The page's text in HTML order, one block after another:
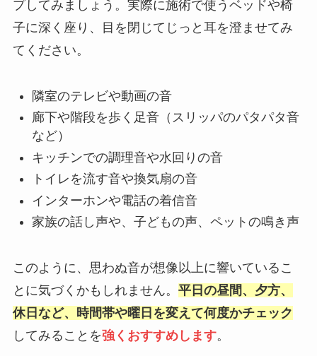
プしてみましょう。実際に施術で使うベッドや椅
子に深く座り、目を閉じてじっと耳を澄ませてみ
てください。
隣室のテレビや動画の音
廊下や階段を歩く足音（スリッパのパタパタ音
など）
キッチンでの調理音や水回りの音
トイレを流す音や換気扇の音
インターホンや電話の着信音
家族の話し声や、子どもの声、ペットの鳴き声
このように、思わぬ音が想像以上に響いているこ
とに気づくかもしれません。 平日の昼間、夕方、
休日など、時間帯や曜日を変えて何度かチェック
してみることを強くおすすめします。